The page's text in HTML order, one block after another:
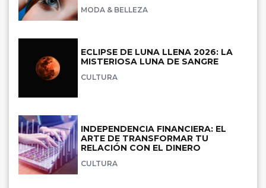
MODA & BELLEZA
ECLIPSE DE LUNA LLENA 2026: LA
MISTERIOSA LUNA DE SANGRE
CULTURA
INDEPENDENCIA FINANCIERA: EL
ARTE DE TRANSFORMAR TU
RELACIÓN CON EL DINERO
CULTURA